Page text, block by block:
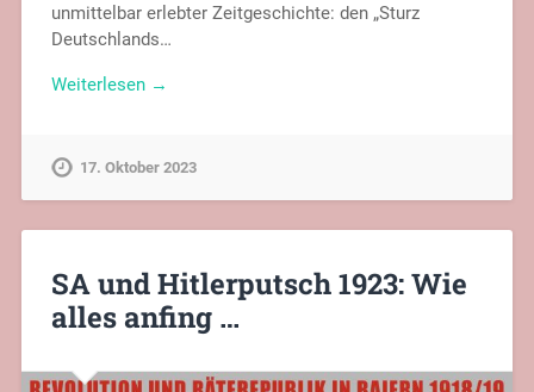
unmittelbar erlebter Zeitgeschichte: den „Sturz
Deutschlands…
Weiterlesen →
17. Oktober 2023
SA und Hitlerputsch 1923: Wie
alles anfing …